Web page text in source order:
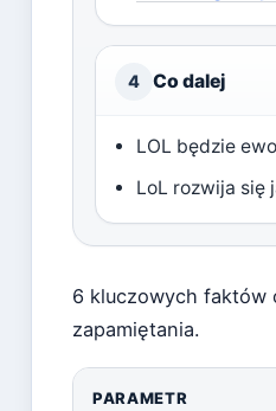
4 Co dalej
LOL będzie
LoL rozwija się
6 kluczowych faktów
zapamiętania.
PARAMETR